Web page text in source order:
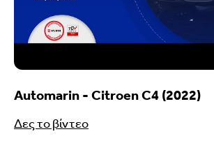
Automarin - Citroen C4 (2022)
Δες το βίντεο